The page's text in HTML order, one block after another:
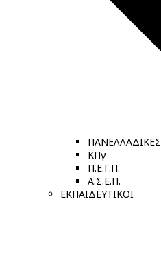
ΠΑΝΕΛΛΑΔΙΚΕΣ
ΚΠγ
Π.Ε.Γ.Π.
Α.Σ.Ε.Π.
ΕΚΠΑΙΔΕΥΤΙΚΟΙ